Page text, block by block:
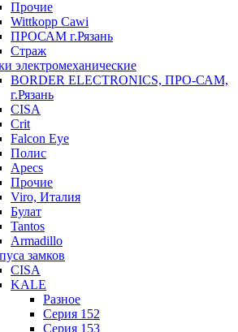
Прочие
Wittkopp Cawi
ПРОСАМ г.Рязань
Страж
электромеханические
BORDER ELECTRONICS, ПРО-САМ,
г.Рязань
CISA
Crit
Falcon Eye
Полис
Apecs
Прочие
Viro, Италия
Булат
Tantos
Armadillo
замков
CISA
KALE
Разное
Серия 152
Серия 153